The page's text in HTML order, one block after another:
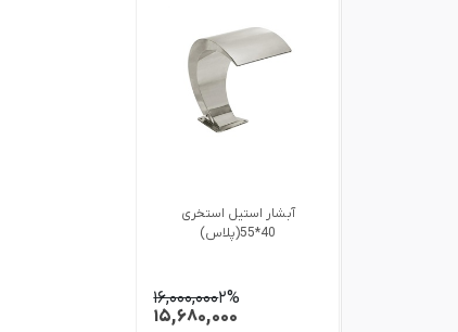
آبشار استیل استخری
40*55(پلاس)
۱۶,۰۰۰,۰۰۰۲%
۱۵,۶۸۰,۰۰۰